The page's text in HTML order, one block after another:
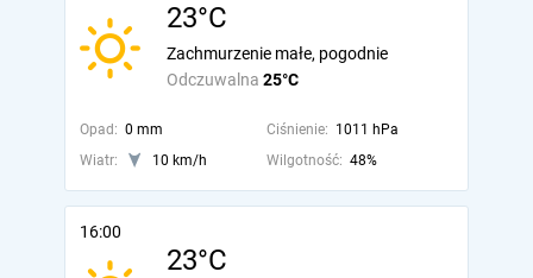
23°C
Odczuwalna 25°C
Zachmurzenie małe, pogodnie
Opad: 0 mm Ciśnienie: 1011 hPa
Wiatr:
10 km/h Wilgotność: 48%
16:00
23°C